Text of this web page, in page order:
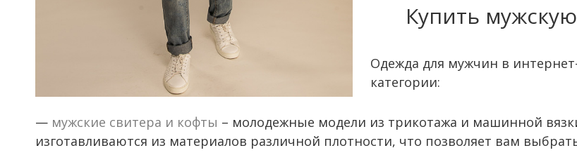
Купить
Одежда для мужчин в
категории:
— мужские свитера и кофты – молодежные модели из трикотажа и машинной
изготавливаются из материалов различной плотности, что позволяет вам